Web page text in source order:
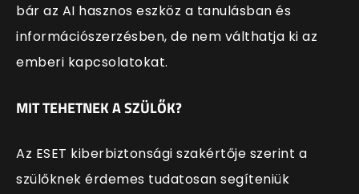
bár az AI hasznos eszköz a tanulásban és
információszerzésben, de nem válthatja ki az
emberi kapcsolatokat.
MIT TEHETNEK A SZÜLŐK?
Az ESET kiberbiztonsági szakértője szerint a
szülőknek érdemes tudatosan segíteniük